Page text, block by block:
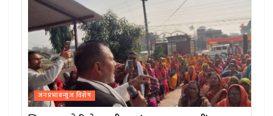
जनप्रभाबन्युज विशेष